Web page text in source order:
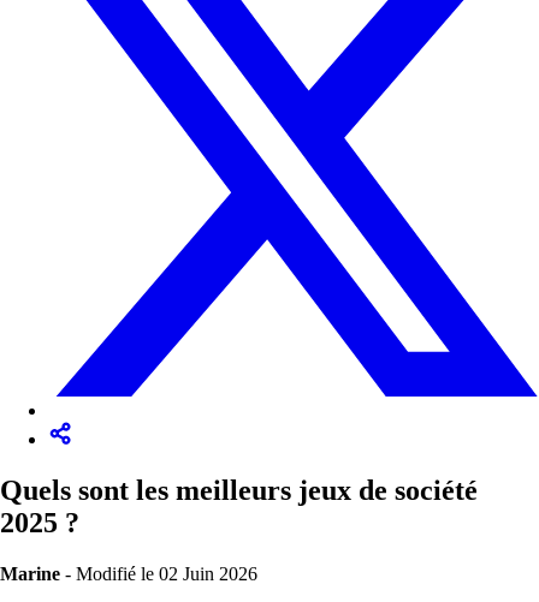
Quels sont les meilleurs jeux de société
2025 ?
Marine - Modifié le 02 Juin 2026